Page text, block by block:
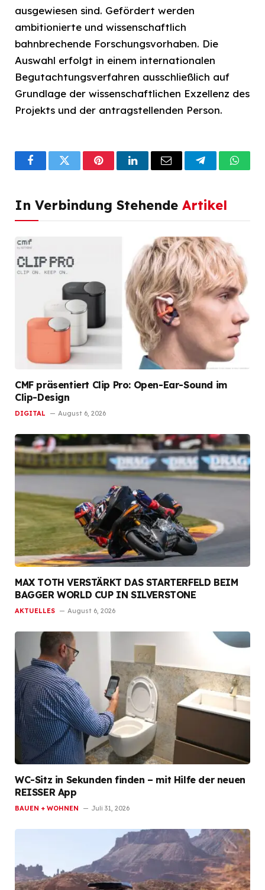
ausgewiesen sind. Gefördert werden
ambitionierte und wissenschaftlich
bahnbrechende Forschungsvorhaben. Die
Auswahl erfolgt in einem internationalen
Begutachtungsverfahren ausschließlich auf
Grundlage der wissenschaftlichen Exzellenz des
Projekts und der antragstellenden Person.
FacebookTwitterPinterestLinkedInEmail Telegram
In Verbindung Stehende Artikel
CMF präsentiert Clip Pro: Open-Ear-Sound im
Clip-Design
DIGITAL August 6, 2026
MAX TOTH VERSTÄRKT DAS STARTERFELD BEIM
BAGGER WORLD CUP IN SILVERSTONE
AKTUELLES August 6, 2026
WC-Sitz in Sekunden finden – mit Hilfe der neuen
REISSER App
BAUEN + WOHNEN Juli 31, 2026